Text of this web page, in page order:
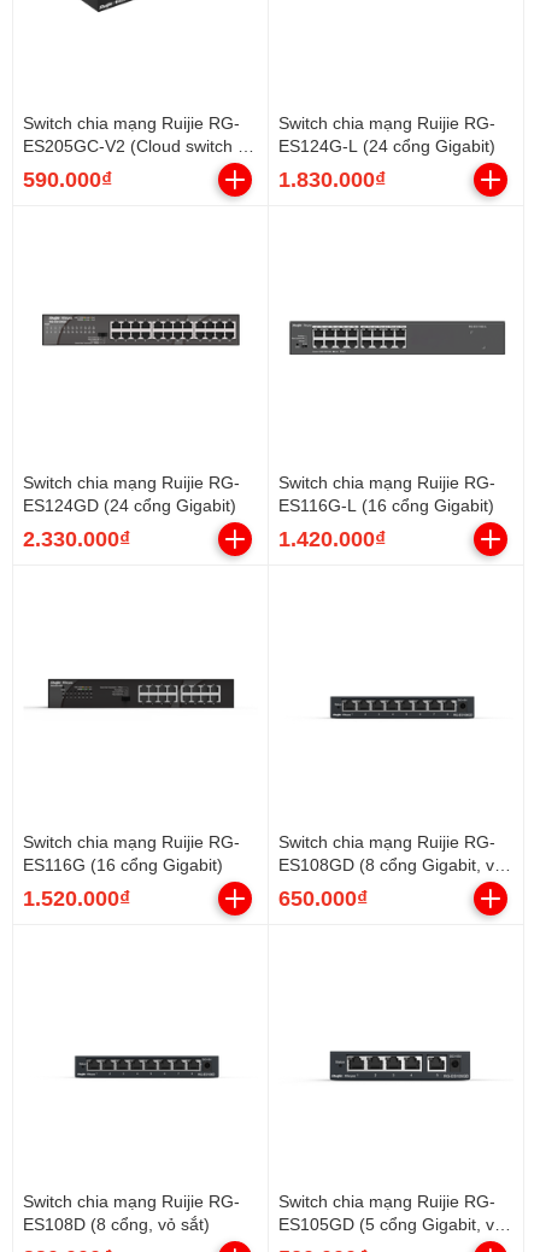
Switch chia mạng Ruijie RG-
ES205GC-V2 (Cloud switch 5
cổng Gigabit)
590.000₫
Switch chia mạng Ruijie RG-
ES124G-L (24 cổng Gigabit)
1.830.000₫
Switch chia mạng Ruijie RG-
ES124GD (24 cổng Gigabit)
2.330.000₫
Switch chia mạng Ruijie RG-
ES116G-L (16 cổng Gigabit)
1.420.000₫
Switch chia mạng Ruijie RG-
ES116G (16 cổng Gigabit)
1.520.000₫
Switch chia mạng Ruijie RG-
ES108GD (8 cổng Gigabit, vỏ
sắt)
650.000₫
Switch chia mạng Ruijie RG-
ES108D (8 cổng, vỏ sắt)
Switch chia mạng Ruijie RG-
ES105GD (5 cổng Gigabit, vỏ
sắt)